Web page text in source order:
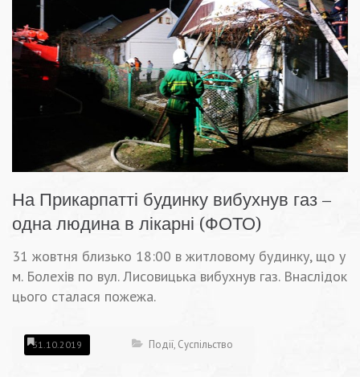
На Прикарпатті будинку вибухнув газ –
одна людина в лікарні (ФОТО)
31 жовтня близько 18:00 в житловому будинку, що у
м. Болехів по вул. Лисовицька вибухнув газ. Внаслідок
цього сталася пожежа.
31.10.2019 Події, Суспільство